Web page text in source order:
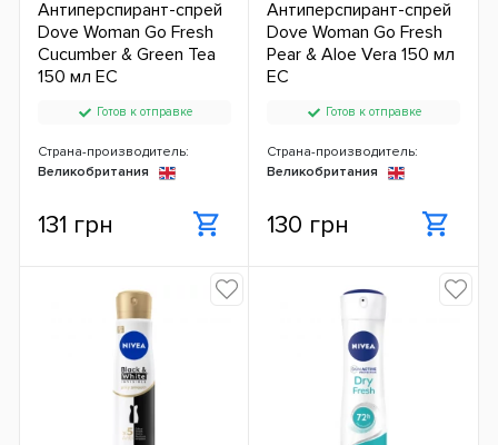
Антиперспирант-спрей
Dove Woman Go Fresh
Cucumber & Green Tea
150 мл ЕС
Готов к отправке
Страна-производитель:
Великобритания
131 грн
Антиперспирант-спрей
Dove Woman Go Fresh
Pear & Aloe Vera 150 мл
ЕС
Готов к отправке
Страна-производитель:
Великобритания
130 грн